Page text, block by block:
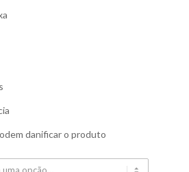
danificar o produto